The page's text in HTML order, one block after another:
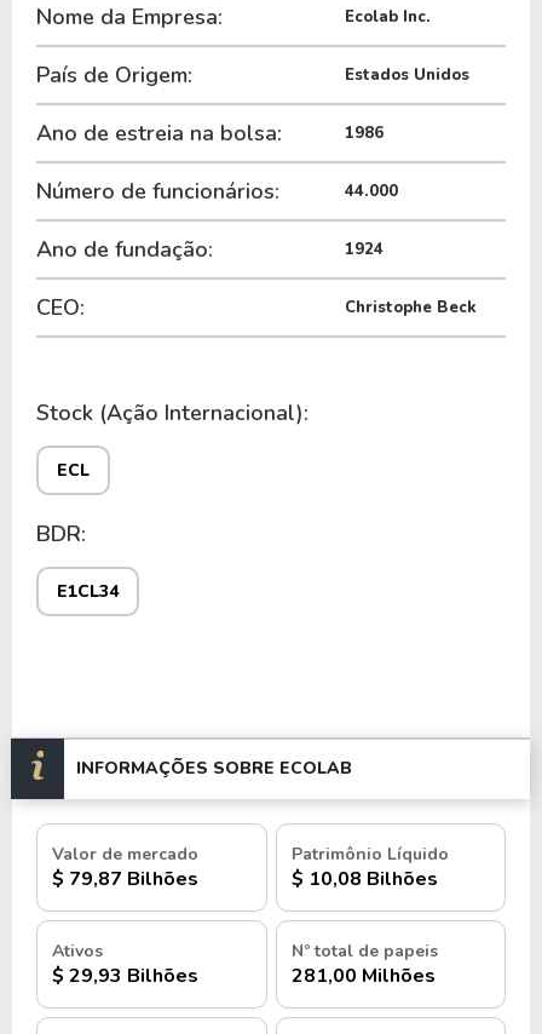
A Empresa é negociada no Brasil através do BDR
E1CL34, ou pode ser adquirida no exterior através
do tickerECL.
Nome da Empresa: Ecolab Inc.
País de Origem: Estados Unidos
Ano de estreia na bolsa: 1986
Número de funcionários: 44.000
Ano de fundação: 1924
CEO: Christophe Beck
Stock (Ação Internacional):
ECL
BDR:
E1CL34
INFORMAÇÕES SOBRE ECOLAB
Valor de mercado
$ 79,87 Bilhões
Patrimônio Líquido
$ 10,08 Bilhões
Ativos
$ 29,93 Bilhões
Nº total de papeis
281,00 Milhões